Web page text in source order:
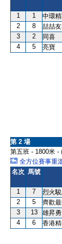
1 1 中環
2
8 喆喆
3
2 同喜
4
5 亮寶
第 2 場
第五班 - 1800米 -
全方位賽事重
名次 馬號
1 7 烈火
2
5 齊歡
3
13 雄昇
4
6 香港